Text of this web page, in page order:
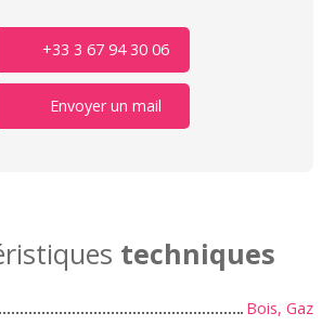
+33 3 67 94 30 06
Envoyer un mail
techniques
Bois, Gaz